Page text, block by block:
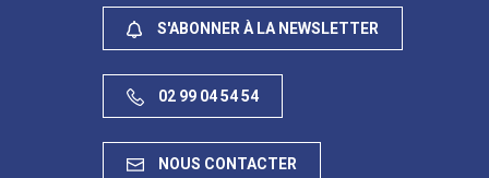
S'ABONNER À LA NEWSLETTER
02 99 04 54 54
NOUS CONTACTER